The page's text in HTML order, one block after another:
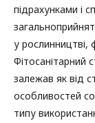
підрахунками і
у рослинництві,
Фітосанітарний
залежав як від
особливостей
типу